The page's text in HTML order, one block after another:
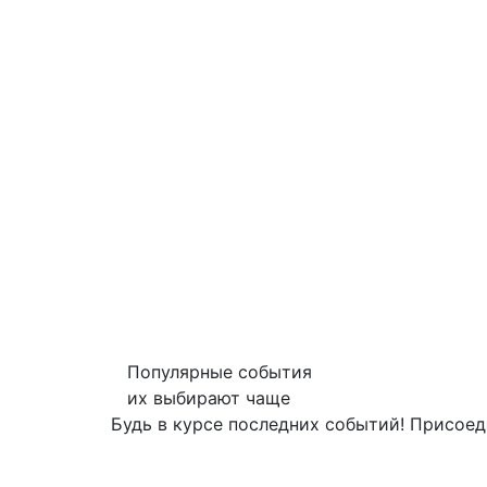
Популярные события
их выбирают чаще
Будь в курсе последних событий!